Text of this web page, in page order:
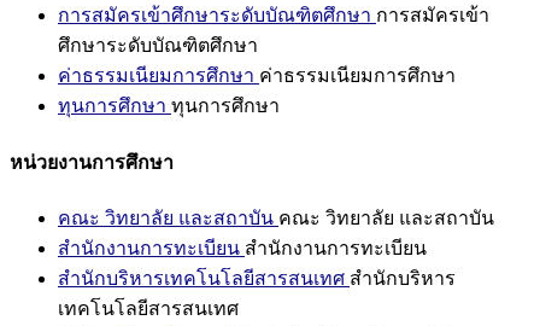
การสมัครเข้าศึกษาระดับบัณฑิตศึกษา การสมัครเข้า
ศึกษาระดับบัณฑิตศึกษา
ค่าธรรมเนียมการศึกษา ค่าธรรมเนียมการศึกษา
ทุนการศึกษา ทุนการศึกษา
หน่วยงานการศึกษา
คณะ วิทยาลัย และสถาบัน คณะ วิทยาลัย และสถาบัน
สำนักงานการทะเบียน สำนักงานการทะเบียน
สำนักบริหารเทคโนโลยีสารสนเทศ สำนักบริหาร
เทคโนโลยีสารสนเทศ